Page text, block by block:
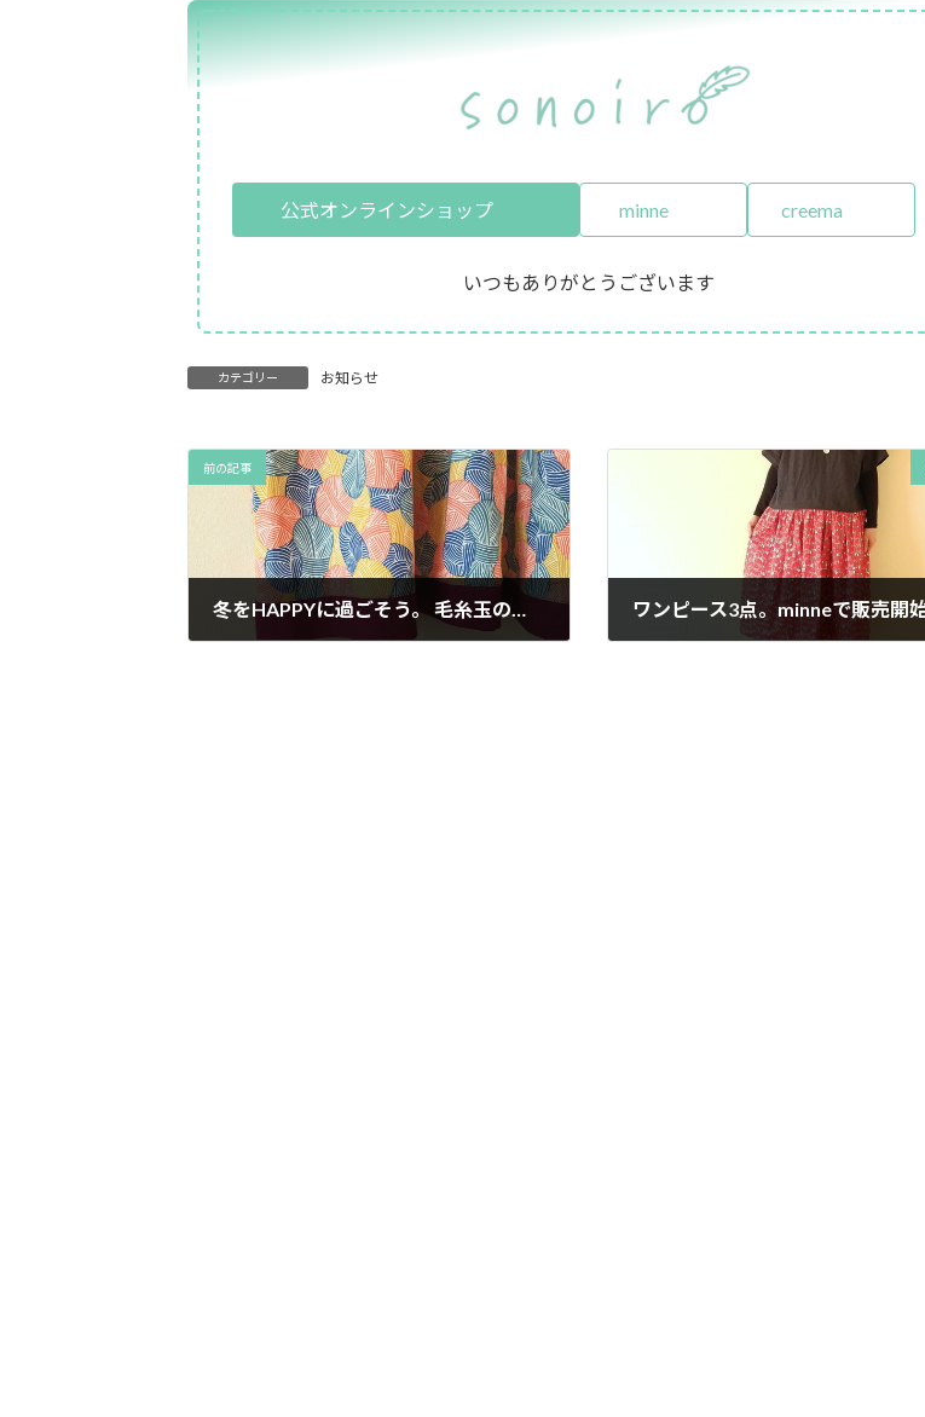
公式オンラインショップ minne creema
いつもありがとうございます
カテゴリー お知らせ
前の記事
冬をHAPPYに過ごそう。 毛糸玉のワンピース。既製服に飽きた方へお届けします。